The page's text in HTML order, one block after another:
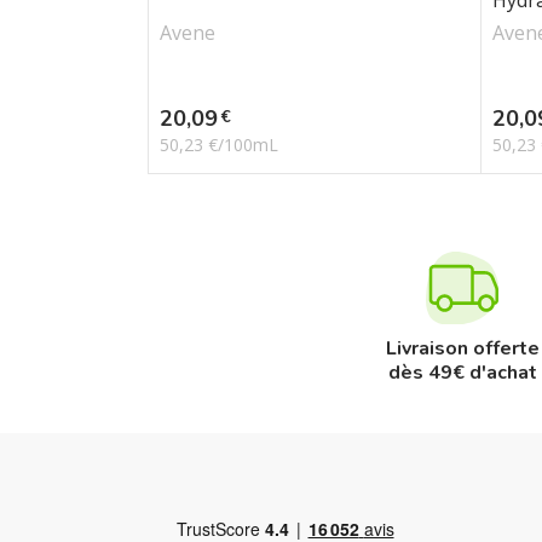
Avene
Prix
20,09€
50,23 €/100mL
Prix
50,23
Livraison offerte
dès 49€ d'achat